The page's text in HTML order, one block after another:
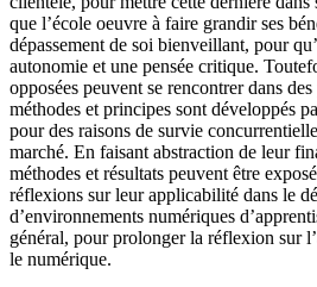
que l’école oeuvre à faire grandir ses
dépassement de soi bienveillant, pour
autonomie et une pensée critique.
opposées peuvent se rencontrer dans
méthodes et principes sont développés
pour des raisons de survie
marché. En faisant abstraction de leur
méthodes et résultats peuvent être
réflexions sur leur applicabilité dans le
d’environnements numériques
général, pour prolonger la réflexion sur
le numérique.